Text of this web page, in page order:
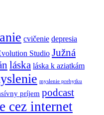
cvičenie depresia
Studio Južná
láska láska k aziatkám
myslenie prebytku
príjem podcast
cez internet